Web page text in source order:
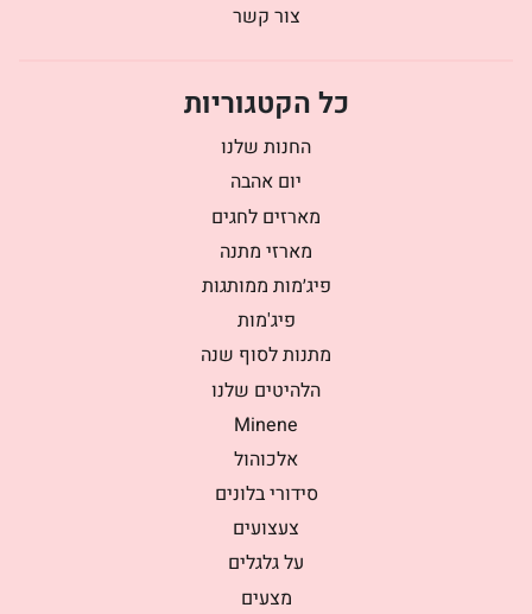
צור קשר
כל הקטגוריות
החנות שלנו
יום אהבה
מארזים לחגים
מארזי מתנה
פיג׳מות ממותגות
פיג'מות
מתנות לסוף שנה
הלהיטים שלנו
Minene
אלכוהול
סידורי בלונים
צעצועים
על גלגלים
מצעים